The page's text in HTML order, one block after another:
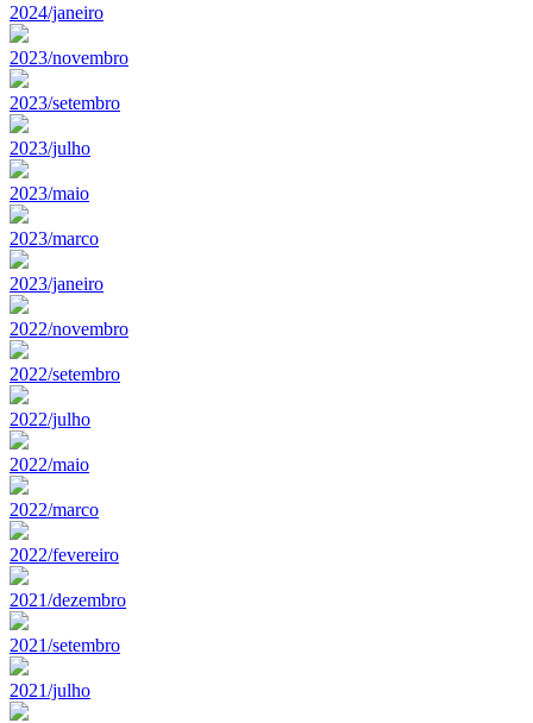
2024/janeiro
2023/novembro
2023/setembro
2023/julho
2023/maio
2023/marco
2023/janeiro
2022/novembro
2022/setembro
2022/julho
2022/maio
2022/marco
2022/fevereiro
2021/dezembro
2021/setembro
2021/julho